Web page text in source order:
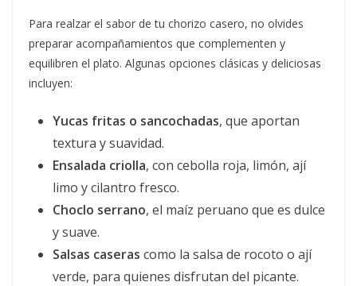
Para realzar el sabor de tu chorizo casero, no olvides
preparar acompañamientos que complementen y
equilibren el plato. Algunas opciones clásicas y deliciosas
incluyen:
Yucas fritas o sancochadas, que aportan
textura y suavidad.
Ensalada criolla, con cebolla roja, limón, ají
limo y cilantro fresco.
Choclo serrano, el maíz peruano que es dulce
y suave.
Salsas caseras como la salsa de rocoto o ají
verde, para quienes disfrutan del picante.